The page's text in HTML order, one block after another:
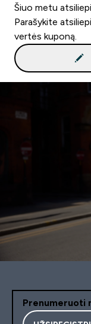
Šiuo metu
Parašykite
vertės kuponą.
Prenumeruoti